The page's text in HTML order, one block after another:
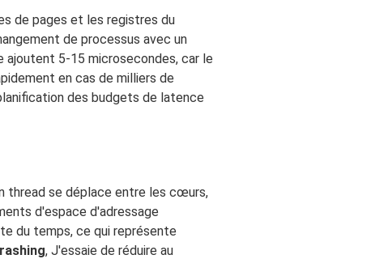
de pages et les registres du
de processus avec un
ajoutent 5-15 microsecondes, car le
en cas de milliers de
des budgets de latence
thread se déplace entre les cœurs,
d'espace d'adressage
du temps, ce qui représente
, J'essaie de réduire au